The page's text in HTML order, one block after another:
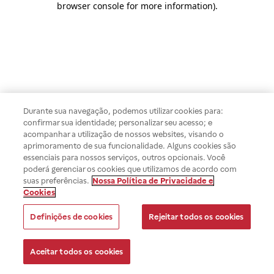
browser console for more information).
Durante sua navegação, podemos utilizar cookies para:
confirmar sua identidade; personalizar seu acesso; e
acompanhar a utilização de nossos websites, visando o
aprimoramento de sua funcionalidade. Alguns cookies são
essenciais para nossos serviços, outros opcionais. Você
poderá gerenciar os cookies que utilizamos de acordo com
suas preferências. Nossa Política de Privacidade e
Cookies
Definições de cookies Rejeitar todos os cookies
Aceitar todos os cookies